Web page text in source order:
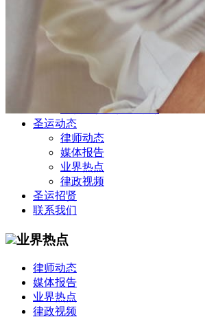
部门领域
公司商务部
民事纠纷部
涉外法律事务部
金融证券部
海事海商部
刑事诉讼部
知识产权法律业务部
圣运动态
律师动态
媒体报告
业界热点
律政视频
圣运招贤
联系我们
业界热点
律师动态
媒体报告
业界热点
律政视频